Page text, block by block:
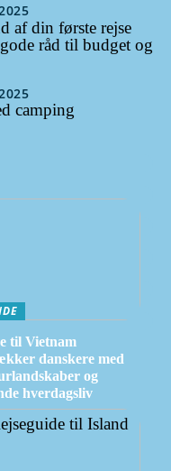
af din første rejse
råd til budget og
camping
til Vietnam
danskere med
og
hverdagsliv